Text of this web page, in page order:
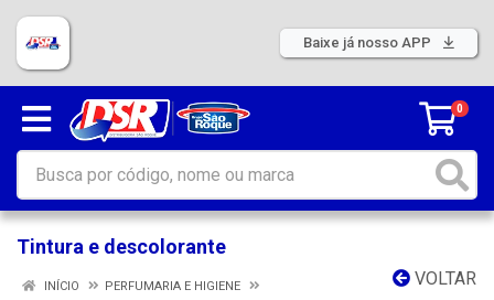
Baixe já nosso APP
0
Tintura e descolorante
VOLTAR
INÍCIO
PERFUMARIA E HIGIENE